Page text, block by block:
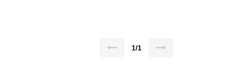
1/1